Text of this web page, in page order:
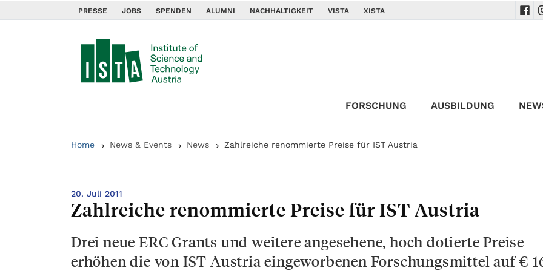
PRESSE JOBS SPENDEN ALUMNI NACHHALTIGKEIT VISTA XISTA
FORSCHUNG AUSBILDUNG
Home News & Events News Zahlreiche renommierte Preise für IST Austria
20. Juli 2011
Zahlreiche renommierte Preise für IST Austria
Drei neue ERC Grants und weitere angesehene, hoch dotierte Preise
erhöhen die von IST Austria eingeworbenen Forschungsmittel auf €